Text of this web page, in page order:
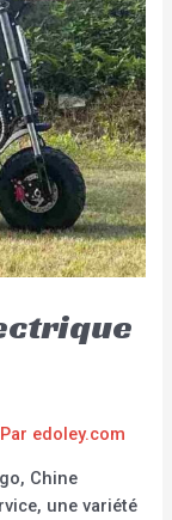
edoley.com
Chine
une variété